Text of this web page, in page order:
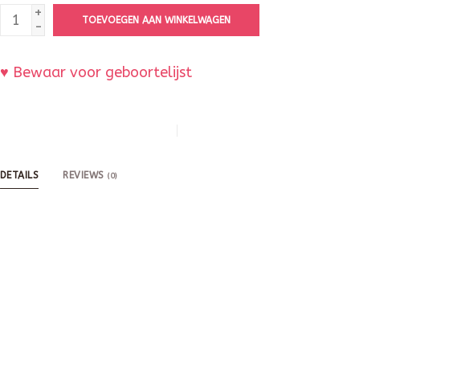
+
-
TOEVOEGEN AAN WINKELWAGEN
♥ Bewaar voor geboortelijst
DETAILS REVIEWS (0)